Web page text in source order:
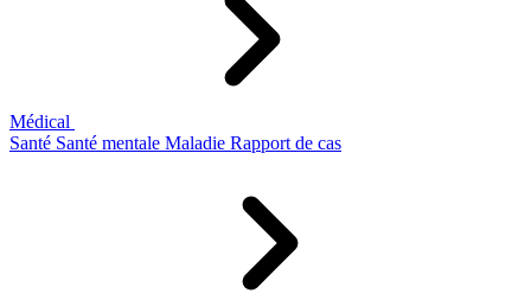
Médical
Santé Santé mentale Maladie Rapport de cas